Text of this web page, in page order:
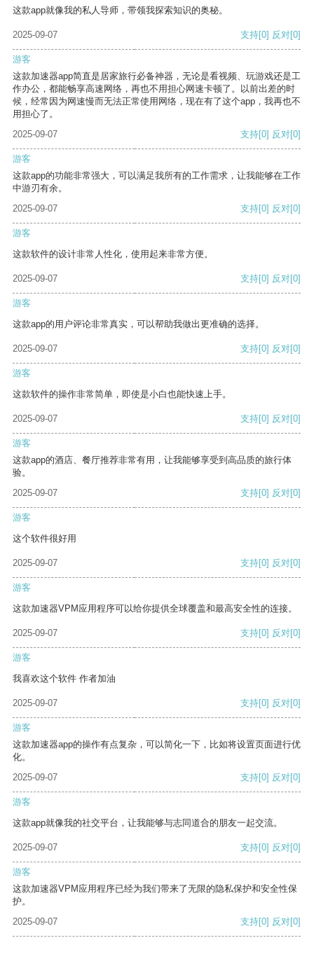
这款app就像我的私人导师，带领我探索知识的奥秘。
2025-09-07 支持[0] 反对[0]
游客
这款加速器app简直是居家旅行必备神器，无论是看视频、玩游戏还是工
作办公，都能畅享高速网络，再也不用担心网速卡顿了。以前出差的时
候，经常因为网速慢而无法正常使用网络，现在有了这个app，我再也不
用担心了。
2025-09-07
支持[0] 反对[0]
游客
这款app的功能非常强大，可以满足我所有的工作需求，让我能够在工作
中游刃有余。
2025-09-07
支持[0] 反对[0]
游客
这款软件的设计非常人性化，使用起来非常方便。
2025-09-07 支持[0] 反对[0]
游客
这款app的用户评论非常真实，可以帮助我做出更准确的选择。
2025-09-07 支持[0] 反对[0]
游客
这款软件的操作非常简单，即使是小白也能快速上手。
2025-09-07 支持[0] 反对[0]
游客
这款app的酒店、餐厅推荐非常有用，让我能够享受到高品质的旅行体
验。
2025-09-07
支持[0] 反对[0]
游客
这个软件很好用
2025-09-07 支持[0] 反对[0]
游客
这款加速器VPM应用程序可以给你提供全球覆盖和最高安全性的连接。
2025-09-07 支持[0] 反对[0]
游客
我喜欢这个软件 作者加油
2025-09-07 支持[0] 反对[0]
游客
这款加速器app的操作有点复杂，可以简化一下，比如将设置页面进行优
化。
2025-09-07
支持[0] 反对[0]
游客
这款app就像我的社交平台，让我能够与志同道合的朋友一起交流。
2025-09-07 支持[0] 反对[0]
游客
这款加速器VPM应用程序已经为我们带来了无限的隐私保护和安全性保
护。
2025-09-07
支持[0] 反对[0]